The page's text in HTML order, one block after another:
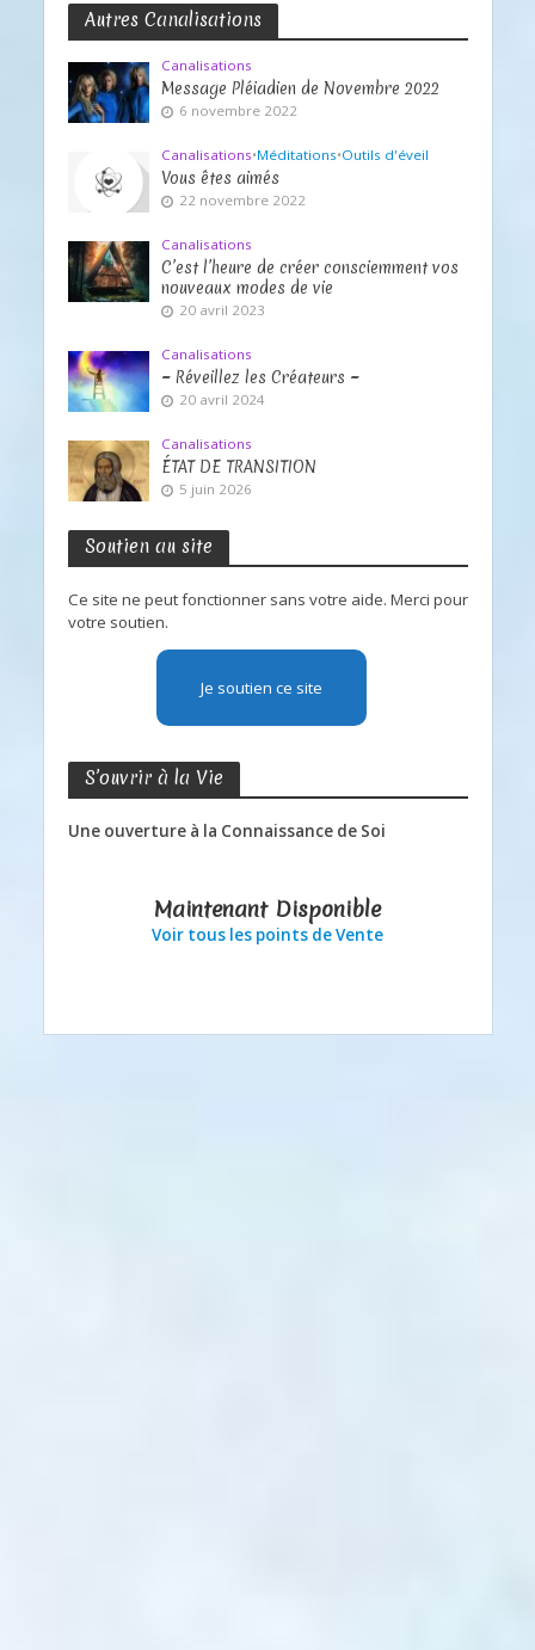
Autres Canalisations
Canalisations
Message Pléiadien de Novembre 2022
6 novembre 2022
Canalisations•Méditations•Outils d'éveil
Vous êtes aimés
22 novembre 2022
Canalisations
C’est l’heure de créer consciemment vos
nouveaux modes de vie
20 avril 2023
Canalisations
~ Réveillez les Créateurs ~
20 avril 2024
Canalisations
ÉTAT DE TRANSITION
5 juin 2026
Soutien au site
Ce site ne peut fonctionner sans votre aide. Merci pour
votre soutien.
Je soutien ce site
S’ouvrir à la Vie
Une ouverture à la Connaissance de Soi
Maintenant Disponible
Voir tous les points de Vente